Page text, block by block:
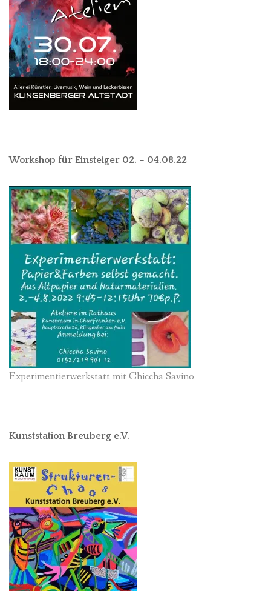
Workshop für Einsteiger 02. – 04.08.22
Experimentierwerkstatt mit Chiccha Savino
Kunststation Breuberg e.V.